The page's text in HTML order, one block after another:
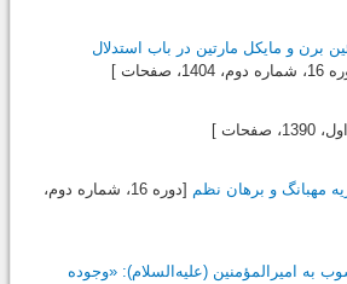
برن و مایکل مارتین در باب استدلال
دوم، 1404، صفحات ]
1390، صفحات ]
مهبانگ و برهان نظم [دوره 16، شماره دوم،
به امیرالمؤمنین‌ (علیه‌السلام): «وجوده